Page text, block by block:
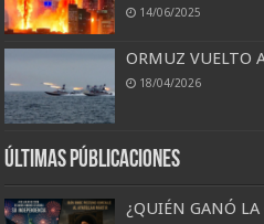
14/06/2025
ORMUZ VUELTO
18/04/2026
Últimas Públicaciones
¿QUIÉN GANÓ LA